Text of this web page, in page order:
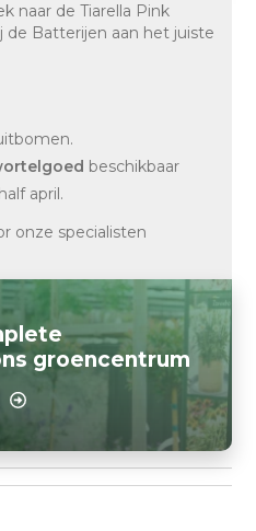
naar de Tiarella Pink
de Batterijen aan het juiste
beschikbaar
april.
onze specialisten
groencentrum